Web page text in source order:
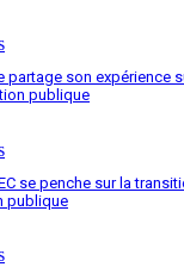
partage son expérience
publique
se penche sur la
publique